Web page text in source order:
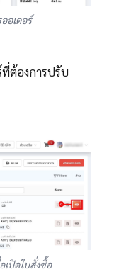
อเดอร์
ต้องการปรับ
ปิดใบสั่งซื้อ